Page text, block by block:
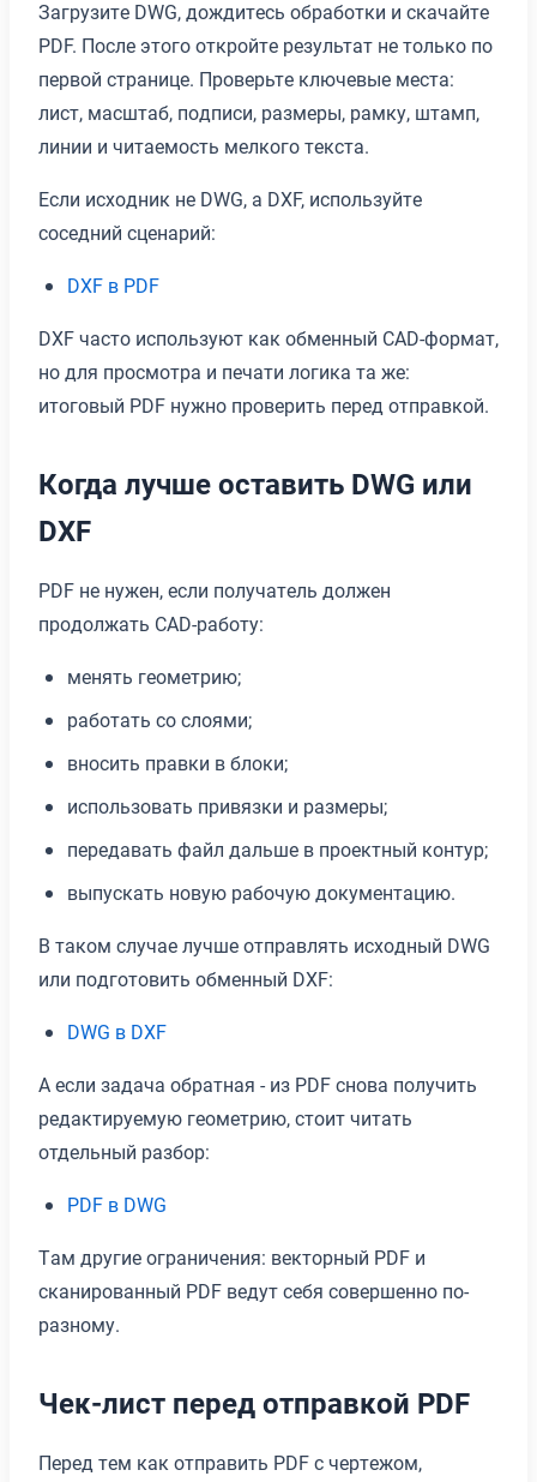
Загрузите DWG, дождитесь обработки и скачайте
PDF. После этого откройте результат не только по
первой странице. Проверьте ключевые места:
лист, масштаб, подписи, размеры, рамку, штамп,
линии и читаемость мелкого текста.
Если исходник не DWG, а DXF, используйте
соседний сценарий:
DXF в PDF
DXF часто используют как обменный CAD-формат,
но для просмотра и печати логика та же:
итоговый PDF нужно проверить перед отправкой.
Когда лучше оставить DWG или
DXF
PDF не нужен, если получатель должен
продолжать CAD-работу:
менять геометрию;
работать со слоями;
вносить правки в блоки;
использовать привязки и размеры;
передавать файл дальше в проектный контур;
выпускать новую рабочую документацию.
В таком случае лучше отправлять исходный DWG
или подготовить обменный DXF:
DWG в DXF
А если задача обратная - из PDF снова получить
редактируемую геометрию, стоит читать
отдельный разбор:
PDF в DWG
Там другие ограничения: векторный PDF и
сканированный PDF ведут себя совершенно по-
разному.
Чек-лист перед отправкой PDF
Перед тем как отправить PDF с чертежом,